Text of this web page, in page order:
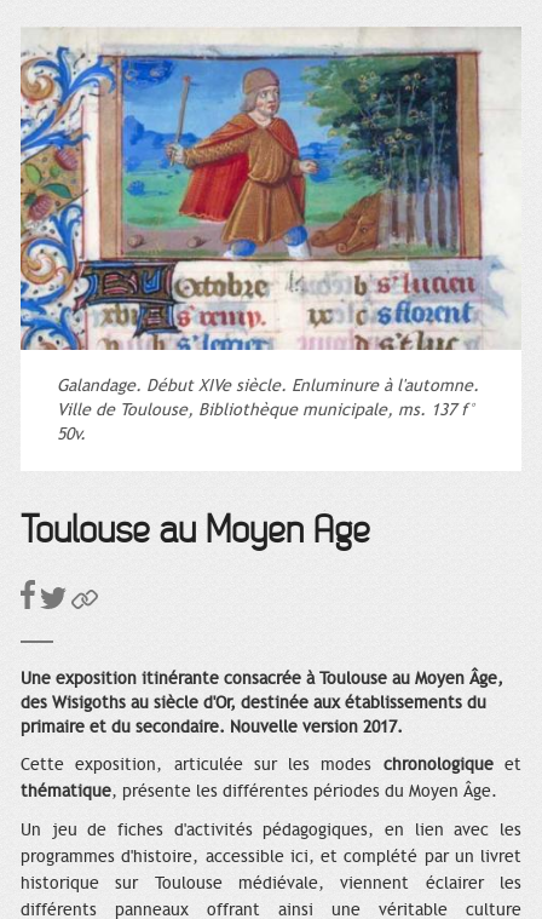
Galandage. Début XIVe siècle. Enluminure à l'automne.
Ville de Toulouse, Bibliothèque municipale, ms. 137 f°
50v.
Toulouse au Moyen Âge
Une exposition itinérante consacrée à Toulouse au Moyen Âge,
des Wisigoths au siècle d'Or, destinée aux établissements du
primaire et du secondaire. Nouvelle version 2017.
Cette exposition, articulée sur les modes chronologiqueet
thématique, présente les différentes périodes du Moyen Âge.
Un jeu de fiches d'activités pédagogiques, en lien avec les
programmes d'histoire, accessible ici, et complété par un livret
historique sur Toulouse médiévale, viennent éclairer les
différents panneaux offrant ainsi une véritable culture